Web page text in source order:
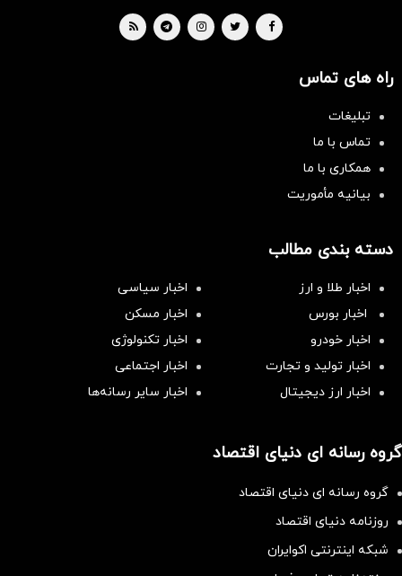
راه های تماس
تبلیغات
تماس با ما
همکاری با ما
بیانیه مأموریت
دسته بندی مطالب
اخبار طلا و ارز
اخبار سیاسی
اخبار بورس
اخبار مسکن
اخبار خودرو
اخبار تکنولوژی
اخبار تولید و تجارت
اخبار اجتماعی
اخبار ارز دیجیتال
اخبار سایر رسانه‌‌ها
گروه رسانه ای دنیای اقتصاد
گروه رسانه ای دنیای اقتصاد
روزنامه دنیای اقتصاد
شبکه اینترنتی اکوایران